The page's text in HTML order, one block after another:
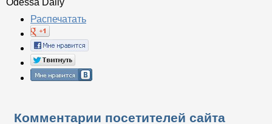
Odessa Daily
Распечатать
Комментарии посетителей сайта